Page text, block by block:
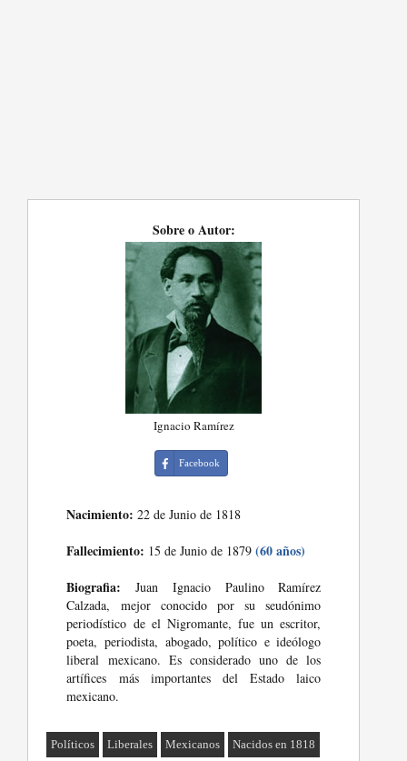
Sobre o Autor:
Ignacio Ramírez
Facebook
Nacimiento: 22 de Junio de 1818
Fallecimiento: 15 de Junio de 1879(60 años)
Biografia: Juan Ignacio Paulino Ramírez
Calzada, mejor conocido por su seudónimo
periodístico de el Nigromante, fue un escritor,
poeta, periodista, abogado, político e ideólogo
liberal mexicano. Es considerado uno de los
artífices más importantes del Estado laico
mexicano.
Políticos Liberales Mexicanos Nacidos en 1818